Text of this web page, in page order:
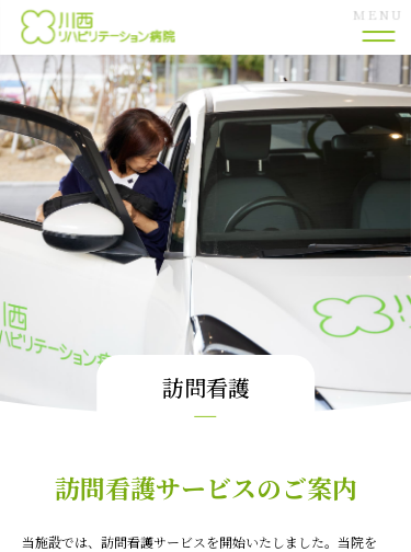
MENU
当院のご案内
外来診療
健康診断
リハビリテーション部
在宅サービス
訪問看護
訪問看護サービスのご案内
当施設では、訪問看護サービスを開始いたしました。当院を